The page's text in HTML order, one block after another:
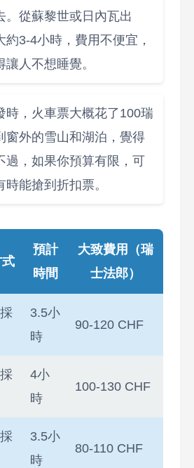
。從蘇黎世或日內瓦出
3-4小時，費用不便宜，
人不想睡覺。
時，火車票大概花了100瑞
窗外的雪山和湖泊，覺得
過，如果你預算有限，可
能搶到折扣票。
預計
時間
大致費用（瑞
士法郎）
3.5小
時
90-120 CHF
4小
時
100-130 CHF
3.5小
時
80-110 CHF